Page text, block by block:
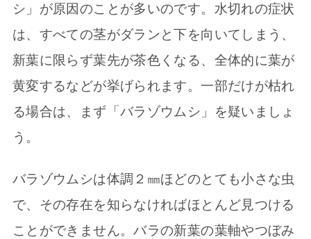
シ」が原因のことが多いのです。水切れの症状
は、すべての茎がダランと下を向いてしまう、
新葉に限らず葉先が茶色くなる、全体的に葉が
黄変するなどが挙げられます。一部だけが枯れ
る場合は、まず「バラゾウムシ」を疑いましょ
う。
バラゾウムシは体調２㎜ほどのとても小さな虫
で、その存在を知らなければほとんど見つける
ことができません。バラの新葉の葉軸やつぼみ